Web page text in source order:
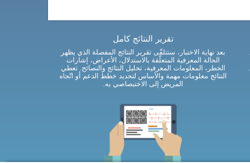
تقرير النتائج كامل
بعد نهاية الاختبار، ستتلقّى تقرير النتائج المفصلة الذي يظهر
الحالة المعرفية المتعلّقة بالاستدلال، الأعراض، إشارات
الخطر، المعلومات المعرفية، تحليل النتائج والنصائح. تعطي
النتائج معلومات مهمة والأساس لتحديد خطط الدعم أو اتّجاه
المريض إلى الاختبصاصي به.